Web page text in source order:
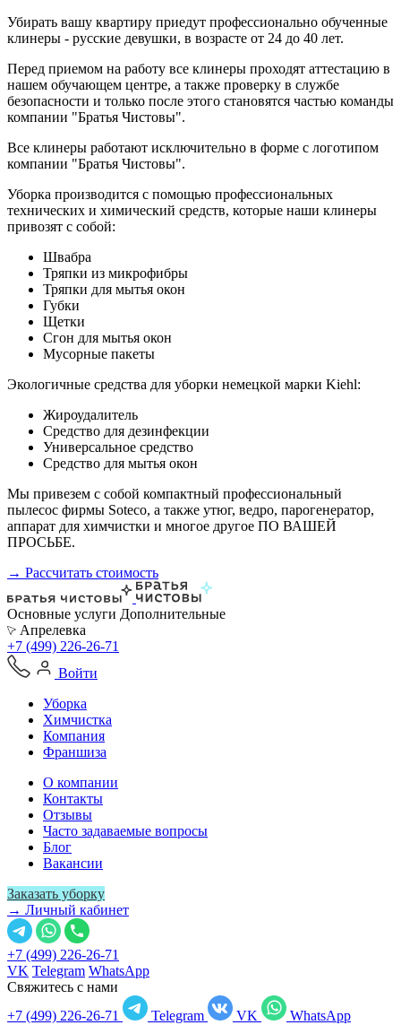
Убирать вашу квартиру приедут профессионально обученные
клинеры - русские девушки, в возрасте от 24 до 40 лет.
Перед приемом на работу все клинеры проходят аттестацию в
нашем обучающем центре, а также проверку в службе
безопасности и только после этого становятся частью команды
компании "Братья Чистовы".
Все клинеры работают исключительно в форме с логотипом
компании "Братья Чистовы".
Уборка производится с помощью профессиональных
технических и химический средств, которые наши клинеры
привозят с собой:
Швабра
Тряпки из микрофибры
Тряпки для мытья окон
Губки
Щетки
Сгон для мытья окон
Мусорные пакеты
Экологичные средства для уборки немецкой марки Kiehl:
Жироудалитель
Средство для дезинфекции
Универсальное средство
Средство для мытья окон
Мы привезем с собой компактный профессиональный
пылесос фирмы Soteco, а также утюг, ведро, парогенератор,
аппарат для химчистки и многое другое ПО ВАШЕЙ
ПРОСЬБЕ.
→ Рассчитать стоимость
Основные услуги Дополнительные
Апрелевка
+7 (499) 226-26-71
Войти
Уборка
Химчистка
Компания
Франшиза
О компании
Контакты
Отзывы
Часто задаваемые вопросы
Блог
Вакансии
Заказать уборку
→ Личный кабинет
+7 (499) 226-26-71
VK Telegram WhatsApp
Свяжитесь с нами
+7 (499) 226-26-71
Telegram VK
WhatsApp